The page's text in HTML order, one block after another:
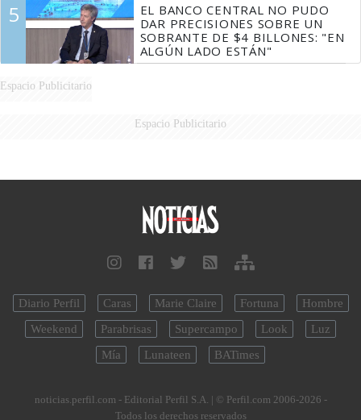
5
EL BANCO CENTRAL NO PUDO
DAR PRECISIONES SOBRE UN
SOBRANTE DE $4 BILLONES: "EN
ALGÚN LADO ESTÁN"
Espacio Publicitario
Espacio Publicitario
Diario Perfil Caras Marie Claire Fortuna
Hombre
Weekend
Parabrisas Supercampo Look
Luz
Mía
Lunateen BATimes
noticias.perfil.com - Editorial Perfil S.A. | © Perfil.com 2006-2026 -
Todos los derechos reservados